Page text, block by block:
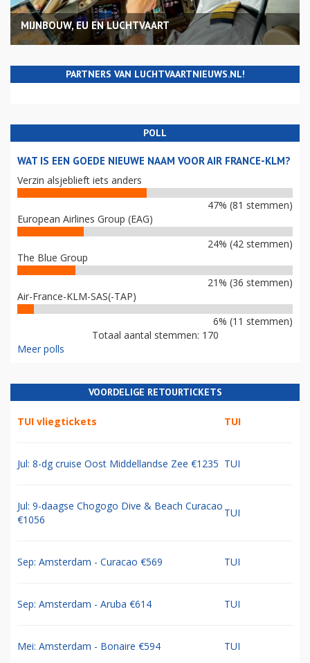
MIJNBOUW, EU EN LUCHTVAART
PARTNERS VAN LUCHTVAARTNIEUWS.NL!
POLL
WAT IS EEN GOEDE NIEUWE NAAM VOOR AIR FRANCE-KLM?
Verzin alsjeblieft iets anders
47% (81 stemmen)
European Airlines Group (EAG)
24% (42 stemmen)
The Blue Group
21% (36 stemmen)
Air-France-KLM-SAS(-TAP)
6% (11 stemmen)
Totaal aantal stemmen: 170
Meer polls
VOORDELIGE RETOURTICKETS
TUI vliegtickets TUI
Jul: 8-dg cruise Oost Middellandse Zee €1235 TUI
Jul: 9-daagse Chogogo Dive & Beach Curacao
€1056
TUI
Sep: Amsterdam - Curacao €569 TUI
Sep: Amsterdam - Aruba €614 TUI
Mei: Amsterdam - Bonaire €594 TUI